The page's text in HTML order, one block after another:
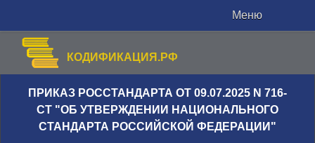
Меню
КОДИФИКАЦИЯ.РФ
ПРИКАЗ РОССТАНДАРТА ОТ 09.07.2025 N 716-
СТ "ОБ УТВЕРЖДЕНИИ НАЦИОНАЛЬНОГО
СТАНДАРТА РОССИЙСКОЙ ФЕДЕРАЦИИ"